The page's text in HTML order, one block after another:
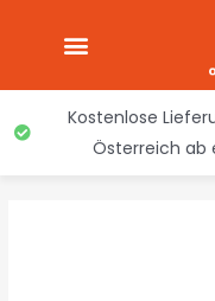
Kostenlose
Österreich ab